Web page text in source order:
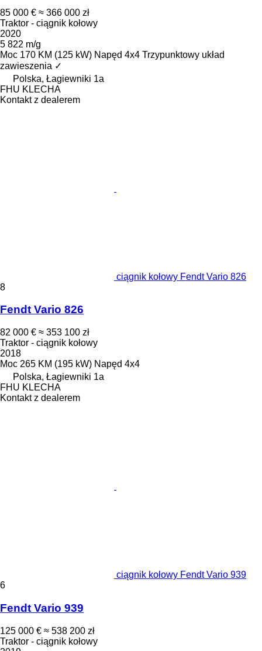
85 000 € ≈ 366 000 zł
Traktor - ciągnik kołowy
2020
5 822 m/g
Moc 170 KM (125 kW) Napęd 4x4 Trzypunktowy układ
zawieszenia ✓
Polska, Łagiewniki 1a
FHU KLECHA
Kontakt z dealerem
ciągnik kołowy Fendt Vario 826
8
Fendt Vario 826
82 000 € ≈ 353 100 zł
Traktor - ciągnik kołowy
2018
Moc 265 KM (195 kW) Napęd 4x4
Polska, Łagiewniki 1a
FHU KLECHA
Kontakt z dealerem
ciągnik kołowy Fendt Vario 939
6
Fendt Vario 939
125 000 € ≈ 538 200 zł
Traktor - ciągnik kołowy